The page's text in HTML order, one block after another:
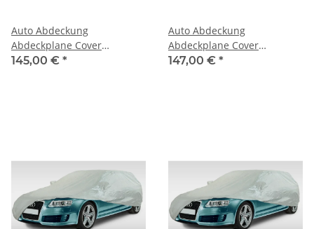
Auto Abdeckung
Abdeckplane Cover
Ganzgarage outdoor
145,00 € *
Auto Abdeckung
Abdeckplane Cover
Ganzgarage outdoor
147,00 € *